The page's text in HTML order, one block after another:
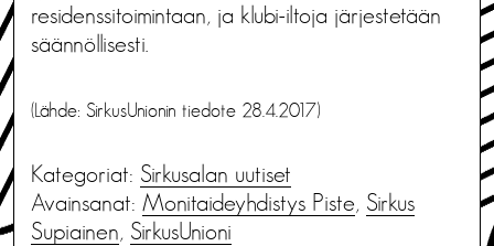
residenssitoimintaan, ja klubi-iltoja järjestetään
säännöllisesti.
(Lähde: SirkusUnionin tiedote 28.4.2017)
Kategoriat: Sirkusalan uutiset
Avainsanat: Monitaideyhdistys Piste, Sirkus
Supiainen, SirkusUnioni